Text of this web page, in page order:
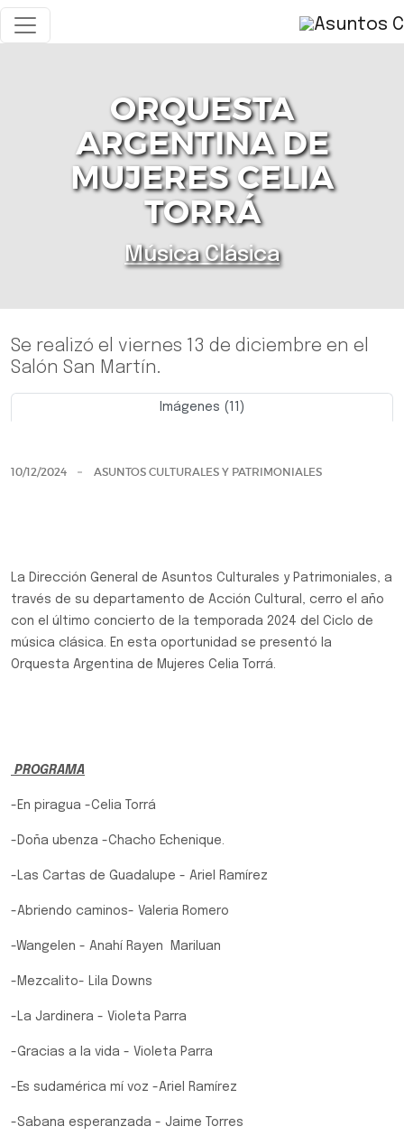
ORQUESTA
ARGENTINA DE
MUJERES CELIA
TORRÁ
Música Clásica
Se realizó el viernes 13 de diciembre en el
Salón San Martín.
Imágenes (11)
10/12/2024 ASUNTOS CULTURALES Y PATRIMONIALES
La Dirección General de Asuntos Culturales y Patrimoniales, a
través de su departamento de Acción Cultural, cerro el año
con el último concierto de la temporada 2024 del Ciclo de
música clásica. En esta oportunidad se presentó la
Orquesta Argentina de Mujeres Celia Torrá.
PROGRAMA
-En piragua -Celia Torrá
-Doña ubenza -Chacho Echenique.
-Las Cartas de Guadalupe - Ariel Ramírez
-Abriendo caminos- Valeria Romero
-Wangelen - Anahí Rayen Mariluan
-Mezcalito- Lila Downs
-La Jardinera - Violeta Parra
-Gracias a la vida - Violeta Parra
-Es sudamérica mí voz -Ariel Ramírez
-Sabana esperanzada - Jaime Torres